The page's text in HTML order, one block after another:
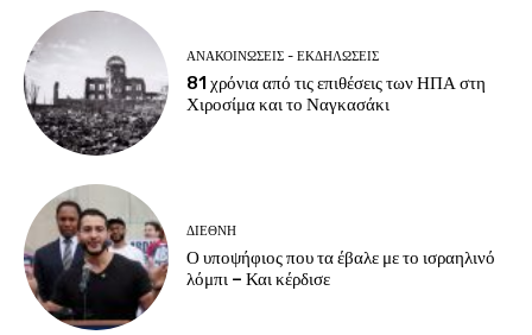
ΑΝΑΚΟΙΝΩΣΕΙΣ - ΕΚΔΗΛΩΣΕΙΣ
81 χρόνια από τις επιθέσεις των ΗΠΑ στη
Χιροσίμα και το Ναγκασάκι
ΔΙΕΘΝΗ
Ο υποψήφιος που τα έβαλε με το ισραηλινό
λόμπι – Και κέρδισε